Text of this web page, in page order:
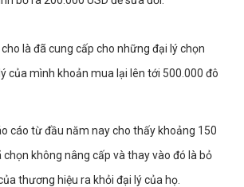
là đã cung cấp cho những đại lý chọn
của mình khoản mua lại lên tới 500.000 đô
cáo từ đầu năm nay cho thấy khoảng 150
chọn không nâng cấp và thay vào đó là bỏ
thương hiệu ra khỏi đại lý của họ.